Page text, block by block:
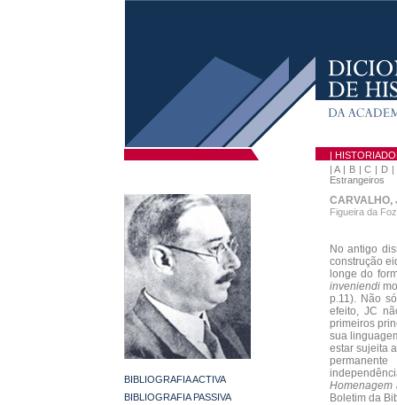
|
|A| B|C | D |
Estrangeiros
BIBLIOGRAFIA ACTIVA
BIBLIOGRAFIA PASSIVA
CARVALHO,
Figueira da
No antigo
construção
longe do
inveniendi
p.11). Não
efeito, JC
primeiros
sua
estar sujeita
Boletim da